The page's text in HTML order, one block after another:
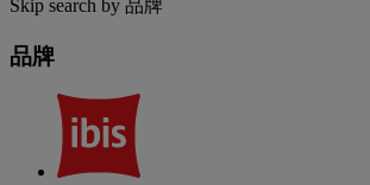
Skip search by 品牌
品牌